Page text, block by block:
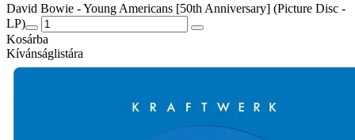
David Bowie - Young Americans [50th Anniversary] (Picture Disc -
LP)
Kosárba
Kívánságlistára